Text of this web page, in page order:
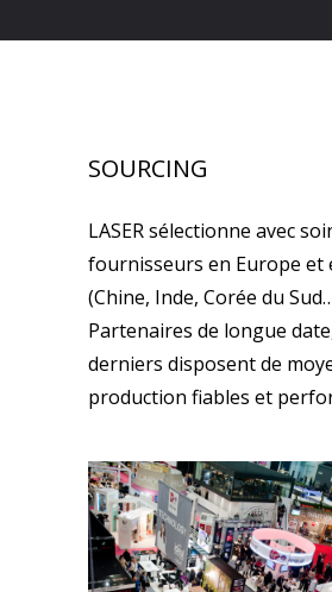
SOURCING
LASER sélectionne avec
fournisseurs en Europe et
(Chine, Inde, Corée du
Partenaires de longue
derniers disposent de
production fiables et